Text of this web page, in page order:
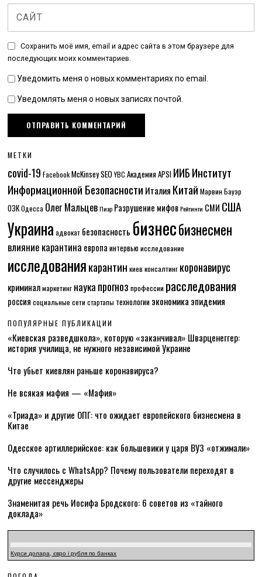
Сохранить моё имя, email и адрес сайта в этом браузере для
последующих моих комментариев.
Уведомить меня о новых комментариях по email.
Уведомлять меня о новых записях почтой.
МЕТКИ
covid-19 Facebook McKinseySEO YBC Академия APSI ИИБИнститут
Информационной Безопасности Италия Китай Марвин Бауэр
ОЗК Одесса Олег Мальцев Пиар Разрушение мифов Рейтинги СМИ США
Украина адвокат безопасность бизнесбизнесмен
влияние карантина европа интервьюисследование
исследованиякарантин киев консалтинг коронавирус
криминалмаркетинг наукапрогноз профессии расследования
россия социальные сети стартапы технологии экономика эпидемия
ПОПУЛЯРНЫЕ ПУБЛИКАЦИИ
«Киевская разведшкола», которую «заканчивал» Шварценеггер:
история училища, не нужного независимой Украине
Что убьет киевлян раньше коронавируса?
Не всякая мафия — «Мафия»
«Триада» и другие ОПГ: что ожидает европейского бизнесмена в
Китае
Одесское артиллерийское: как большевики у царя ВУЗ «отжимали»
Что случилось с WhatsApp? Почему пользователи переходят в
другие мессенджеры
Знаменитая речь Иосифа Бродского: 6 советов из «тайного
доклада»
Курси долара, євро і рубля по банках